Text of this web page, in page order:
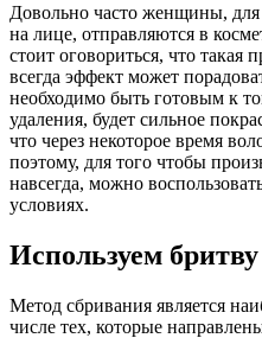
Довольно часто женщины, для
на лице, отправляются в
стоит оговориться, что такая
всегда эффект может
необходимо быть готовым к
удаления, будет сильное
что через некоторое время
поэтому, для того чтобы
навсегда, можно
условиях.
Используем бритву
Метод сбривания является
числе тех, которые